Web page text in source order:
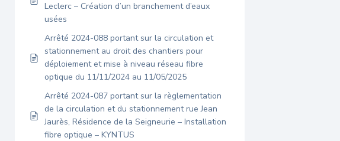
Leclerc – Création d’un branchement d’eaux
usées
Arrêté 2024-088 portant sur la circulation et
stationnement au droit des chantiers pour
déploiement et mise à niveau réseau fibre
optique du 11/11/2024 au 11/05/2025
Arrêté 2024-087 portant sur la règlementation
de la circulation et du stationnement rue Jean
Jaurès, Résidence de la Seigneurie – Installation
fibre optique – KYNTUS